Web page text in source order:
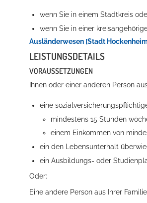
wenn Sie in einem Stadtkreis
wenn Sie in einer
Ausländerwesen [Stadt
LEISTUNGSDETAILS
VORAUSSETZUNGEN
Ihnen oder einer anderen Person
eine
mindestens 15 Stunden
einem Einkommen von
ein den Lebensunterhalt
ein Ausbildungs- oder
Oder:
Eine andere Person aus Ihrer